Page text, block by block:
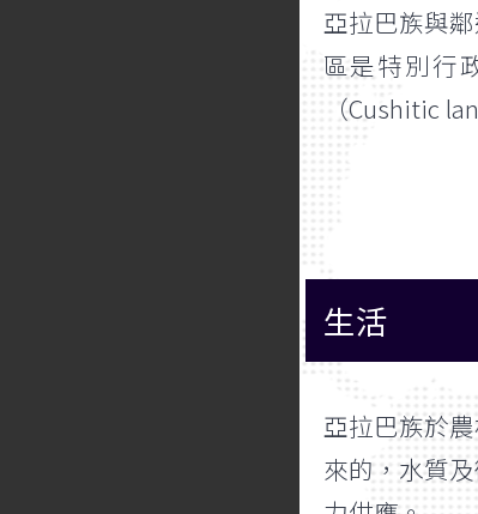
亞拉巴族與
區是特別行
（Cushitic
生活
亞拉巴族於
來的，水質